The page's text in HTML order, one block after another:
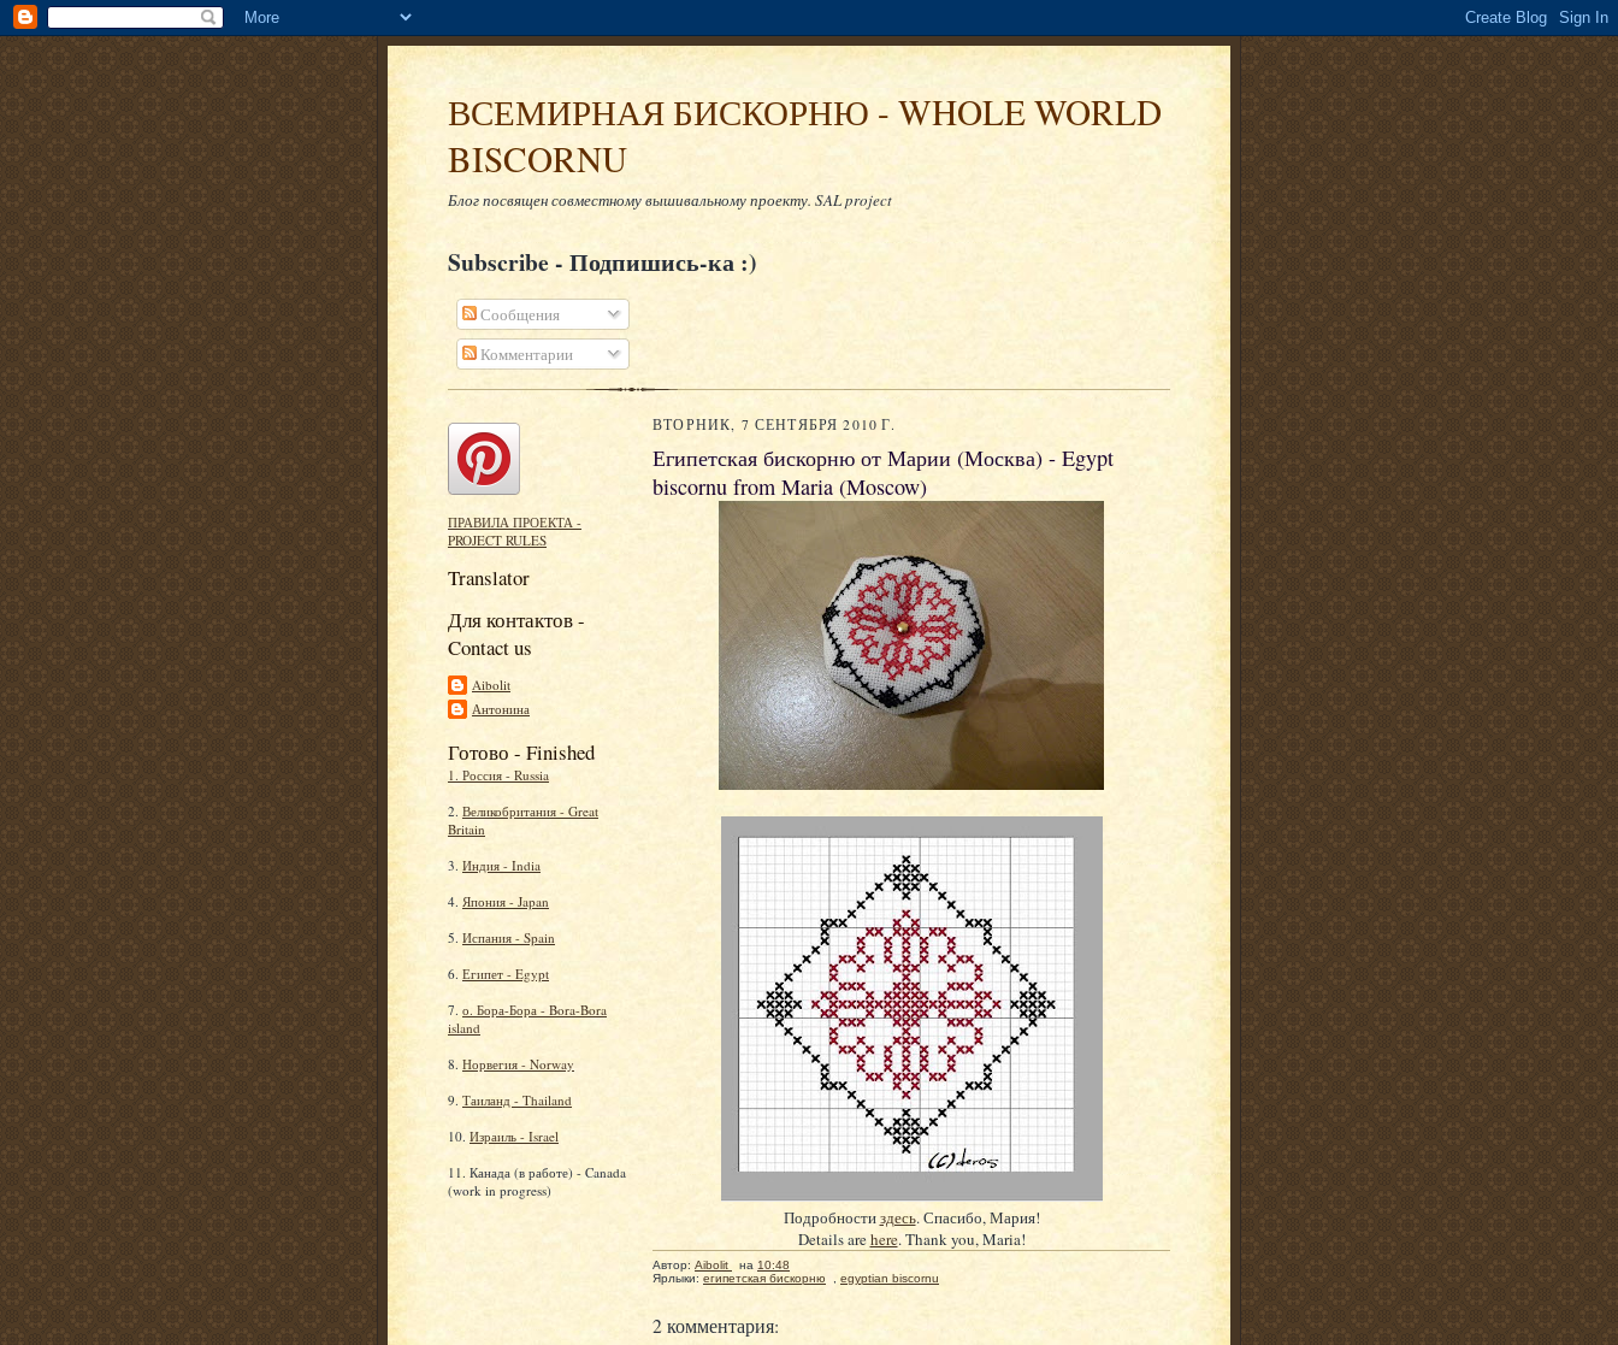
ВСЕМИРНАЯ БИСКОРНЮ - WHOLE WORLD
BISCORNU
Блог посвящен совместному вышивальному проекту. SAL project
Subscribe - Подпишись-ка :)
Сообщения
Комментарии
ПРАВИЛА ПРОЕКТА -
PROJECT RULES
Translator
Для контактов -
Contact us
Aibolit
Антонина
Готово - Finished
1. Россия - Russia
2. Великобритания - Great
Britain
3. Индия - India
4. Япония - Japan
5. Испания - Spain
6. Египет - Egypt
7. о. Бора-Бора - Bora-Bora
island
8. Норвегия - Norway
9. Таиланд - Thailand
10. Израиль - Israel
11. Канада (в работе) - Canada
(work in progress)
ВТОРНИК, 7 СЕНТЯБРЯ 2010 Г.
Египетская бискорню от Марии (Москва) - Egypt
biscornu from Maria (Moscow)
Подробностиздесь. Спасибо, Мария!
Details arehere. Thank you, Maria!
Автор: Aibolit на 10:48
Ярлыки: египетская бискорню , egyptian biscornu
2 комментария: